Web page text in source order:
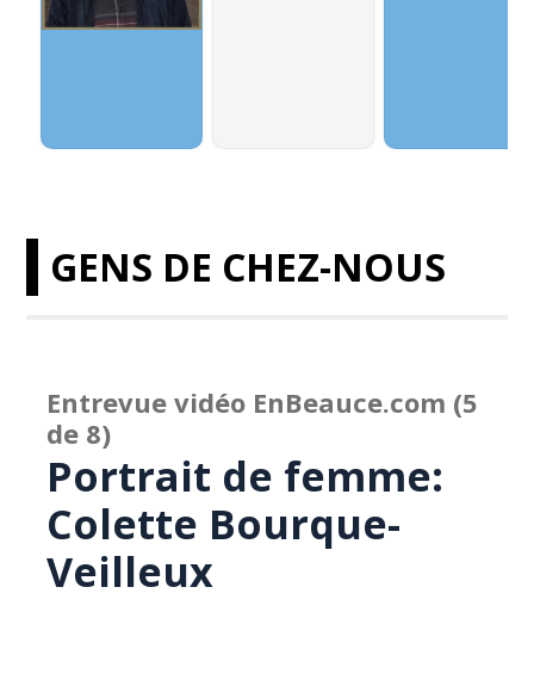
GENS DE CHEZ-NOUS
Entrevue vidéo EnBeauce.com (5
de 8)
Portrait de femme:
Colette Bourque-
Veilleux